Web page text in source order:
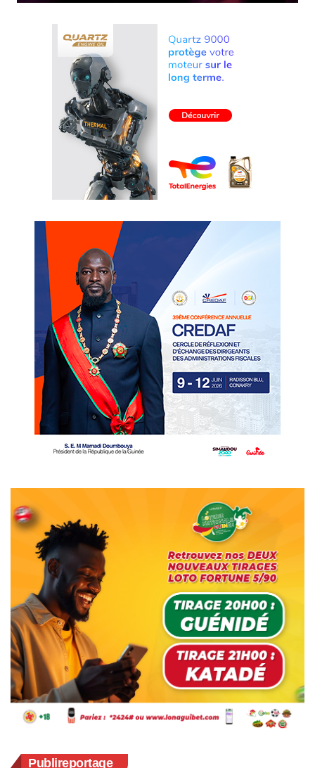
Publireportage